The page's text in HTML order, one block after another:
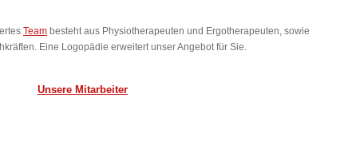
Team besteht aus Physiotherapeuten und Ergotherapeuten, sowie
Eine Logopädie erweitert unser Angebot für Sie.
Unsere Mitarbeiter